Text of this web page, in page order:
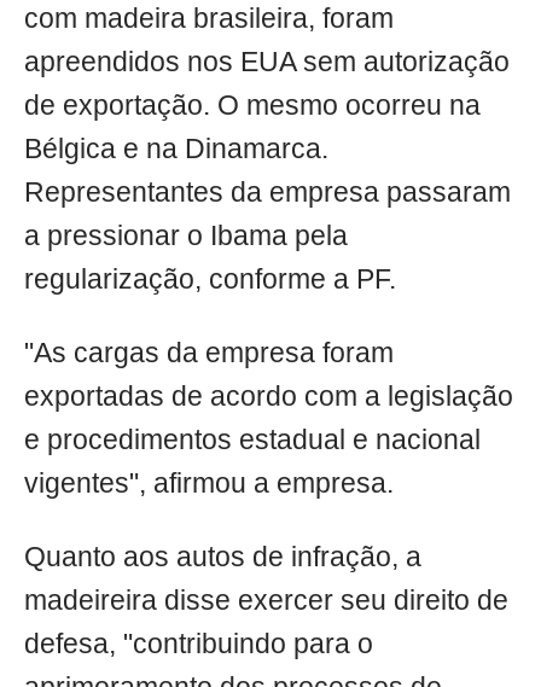
com madeira brasileira, foram
apreendidos nos EUA sem autorização
de exportação. O mesmo ocorreu na
Bélgica e na Dinamarca.
Representantes da empresa passaram
a pressionar o Ibama pela
regularização, conforme a PF.
"As cargas da empresa foram
exportadas de acordo com a legislação
e procedimentos estadual e nacional
vigentes", afirmou a empresa.
Quanto aos autos de infração, a
madeireira disse exercer seu direito de
defesa, "contribuindo para o